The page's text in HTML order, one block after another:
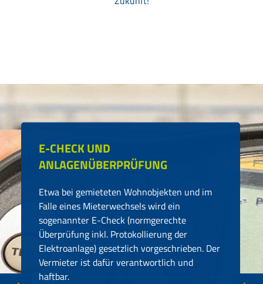
E-CHECK UND
ANLAGENÜBERPRÜFUNG
Etwa bei gemieteten Wohnobjekten und im
Falle eines Mieterwechsels wird ein
sogenannter E-Check (normgerechte
Überprüfung inkl. Protokollierung der
Elektroanlage) gesetzlich vorgeschrieben. Der
Vermieter ist dafür verantwortlich und
haftbar.